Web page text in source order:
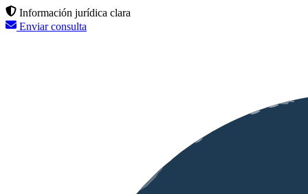
Información jurídica clara
Enviar consulta